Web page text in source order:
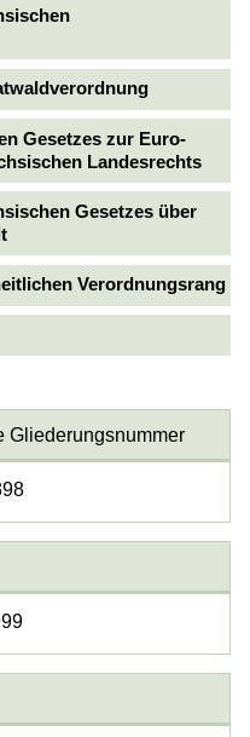
Gesetzes zur Euro-
Landesrechts
Gesetzes über
Verordnungsrang
Gliederungsnummer